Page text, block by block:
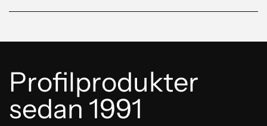
Profilprodukter
sedan 1991